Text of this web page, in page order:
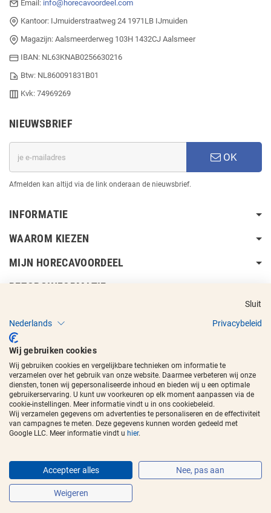
Email: info@horecavoordeel.com
Kantoor: IJmuiderstraatweg 24 1971LB IJmuiden
Magazijn: Aalsmeerderweg 103H 1432CJ Aalsmeer
IBAN: NL63KNAB0256630216
Btw: NL860091831B01
Kvk: 74969269
NIEUWSBRIEF
OK
Afmelden kan altijd via de link onderaan de nieuwsbrief.
INFORMATIE
WAAROM KIEZEN
MIJN HORECAVOORDEEL
BEZORGINFORMATIE
Copyright © 2017 - 2026 Horecavoordeelen de beeldmerken zijn
geregistreerde handelsmerken.
Sluit
Nederlands
Privacybeleid
Wij gebruiken cookies
Wij gebruiken cookies en vergelijkbare technieken om informatie te
verzamelen over het gebruik van onze website. Daarmee verbeteren wij onze
diensten, tonen wij gepersonaliseerde inhoud en bieden wij u een optimale
gebruikerservaring. U kunt uw voorkeuren op elk moment aanpassen via de
cookie-instellingen. Meer informatie vindt u in ons cookiebeleid.
Wij verzamelen gegevens om advertenties te personaliseren en de effectiviteit
van campagnes te meten. Deze gegevens kunnen worden gedeeld met
Google LLC. Meer informatie vindt u hier.
Accepteer alles Nee, pas aan
Weigeren